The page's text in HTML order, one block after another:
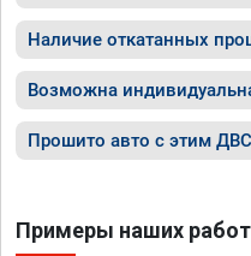
Наличие откатанных
Возможна
Прошито авто с этим
Примеры наших